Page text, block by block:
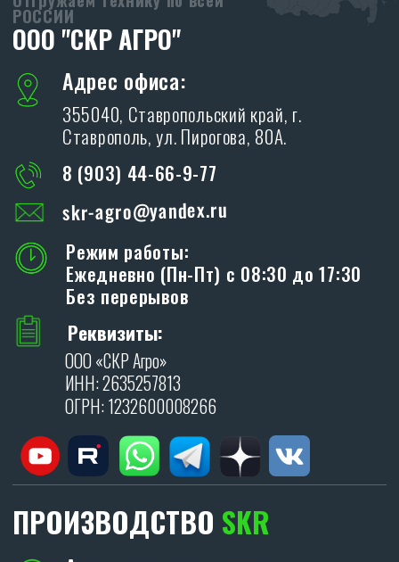
ОСТАВИТЬ ЗАЯВКУ
ПРОИЗВОДСТВОSKR
347706, Ростовская обл., Кагальницкий
район, ст. Кировская, ул. Московская 118.
данных в соответствии с политикой
конфиденциальности.
ХОЧУ СТАТЬ ДИЛЕРОМ
Благодарим Вас за интерес, проявленный к
дилерам производственной компании «SKR»!